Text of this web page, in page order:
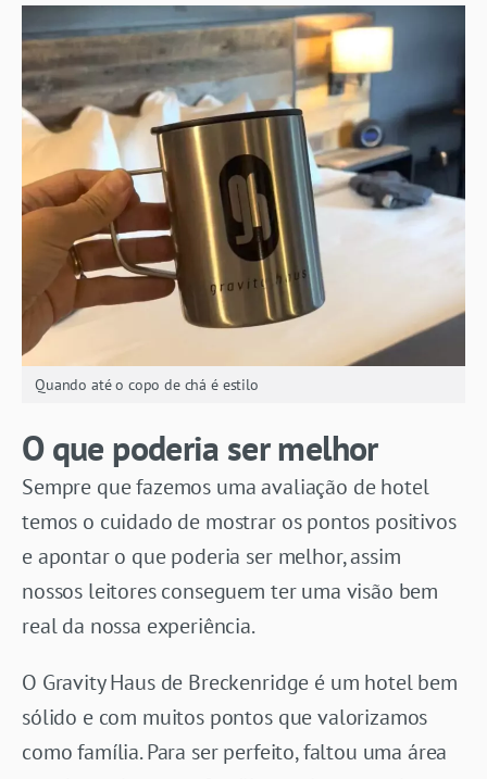
Quando até o copo de chá é estilo
O que poderia ser melhor
Sempre que fazemos uma avaliação de hotel
temos o cuidado de mostrar os pontos positivos
e apontar o que poderia ser melhor, assim
nossos leitores conseguem ter uma visão bem
real da nossa experiência.
O Gravity Haus de Breckenridge é um hotel bem
sólido e com muitos pontos que valorizamos
como família. Para ser perfeito, faltou uma área